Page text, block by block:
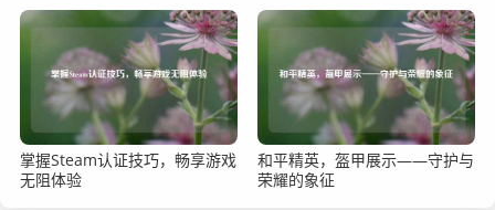
掌握Steam认证技巧，畅享游戏
无阻体验
和平精英，盔甲展示——守护与
荣耀的象征